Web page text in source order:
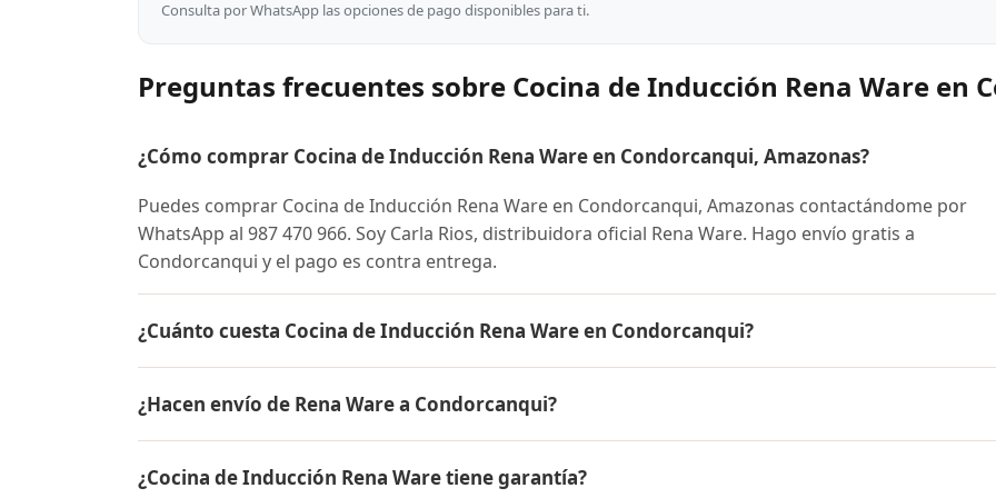
Consulta por WhatsApp las opciones de pago disponibles para ti.
Preguntas frecuentes sobre Cocina de Inducción Rena Ware en
¿Cómo comprar Cocina de Inducción Rena Ware en Condorcanqui, Amazonas?
Puedes comprar Cocina de Inducción Rena Ware en Condorcanqui, Amazonas contactándome por
WhatsApp al 987 470 966. Soy Carla Rios, distribuidora oficial Rena Ware. Hago envío gratis a
Condorcanqui y el pago es contra entrega.
¿Cuánto cuesta Cocina de Inducción Rena Ware en Condorcanqui?
conocer el precio actual, promociones disponibles y facilidades de pago en cuotas desde el 10% de
¿Hacen envío de Rena Ware a Condorcanqui?
El pago es contra entrega.
¿Cocina de Inducción Rena Ware tiene garantía?